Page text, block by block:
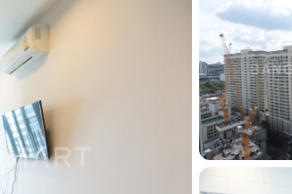
เพิ่มยูนิตเปรียบเทียบ
รายการที่ 2